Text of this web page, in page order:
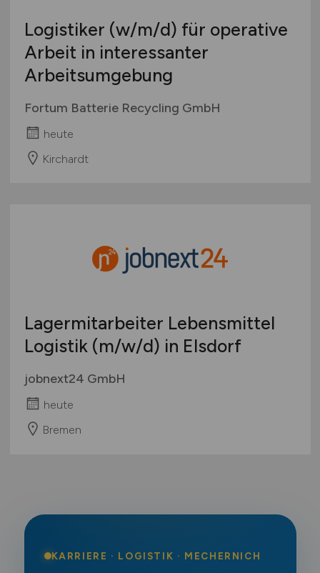
Logistiker (w/m/d) für operative
Arbeit in interessanter
Arbeitsumgebung
Fortum Batterie Recycling GmbH
heute
Kirchardt
Lagermitarbeiter Lebensmittel
Logistik (m/w/d) in Elsdorf
jobnext24 GmbH
heute
Bremen
KARRIERE · LOGISTIK · MECHERNICH